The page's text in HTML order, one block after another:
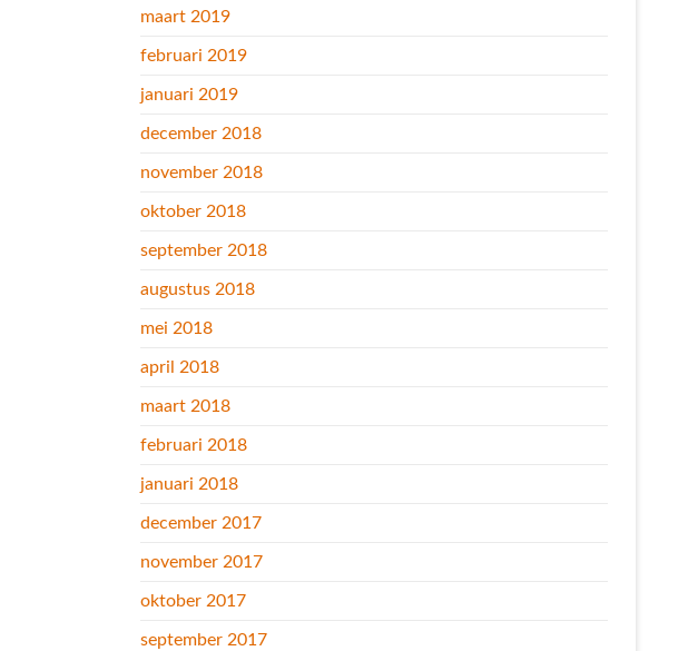
maart 2019
februari 2019
januari 2019
december 2018
november 2018
oktober 2018
september 2018
augustus 2018
mei 2018
april 2018
maart 2018
februari 2018
januari 2018
december 2017
november 2017
oktober 2017
september 2017